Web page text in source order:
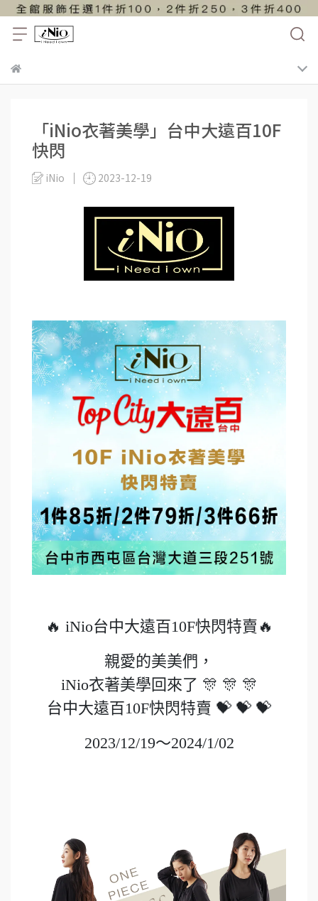
「iNio衣著美學」台中大遠百10F
快閃
iNio 2023-12-19
🔥 iNio台中大遠百10F快閃特賣🔥
親愛的美美們，
iNio衣著美學回來了 🎊 🎊 🎊
台中大遠百10F快閃特賣 💝 💝 💝
2023/12/19～2024/1/02